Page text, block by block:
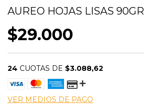
AUREO HOJAS LISAS 90GR
$29.000
24 CUOTAS DE $3.088,62
VER MEDIOS DE PAGO